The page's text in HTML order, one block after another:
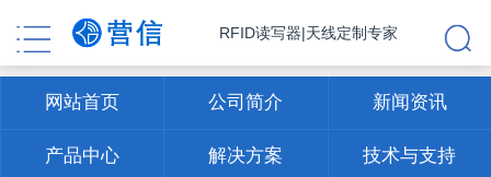
RFID读写器|天线定制专家
网站首页 公司简介 新闻资讯
产品中心 解决方案 技术与支持